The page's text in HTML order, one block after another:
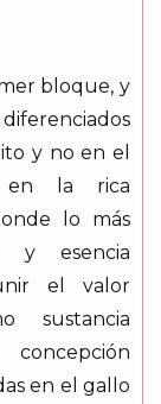
bloque, y
y no en el
en la rica
lo más
y esencia
el valor
sustancia
en el gallo